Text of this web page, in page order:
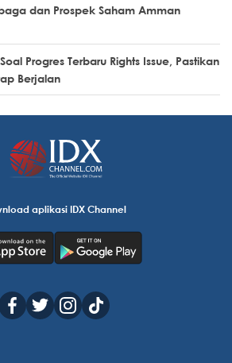
dan Prospek Saham Amman
Progres Terbaru Rights Issue, Pastikan
Berjalan
aplikasi IDX Channel